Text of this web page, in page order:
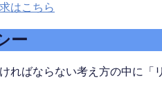
はこちら
ー
ればならない考え方の中に「